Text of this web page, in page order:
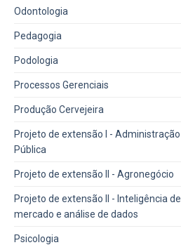
Odontologia
Pedagogia
Podologia
Processos Gerenciais
Produção Cervejeira
Projeto de extensão I - Administração
Pública
Projeto de extensão II - Agronegócio
Projeto de extensão II - Inteligência de
mercado e análise de dados
Psicologia